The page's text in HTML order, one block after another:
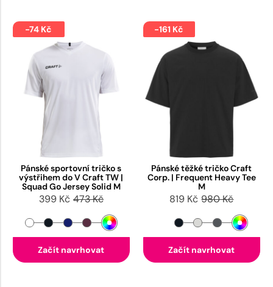
-74 Kč
Pánské sportovní tričko s
výstřihem do V Craft TW |
Squad Go Jersey Solid M
399 Kč 473 Kč
Začít navrhovat
-161 Kč
Pánské těžké tričko Craft
Corp. | Frequent Heavy Tee
M
819 Kč 980 Kč
Začít navrhovat